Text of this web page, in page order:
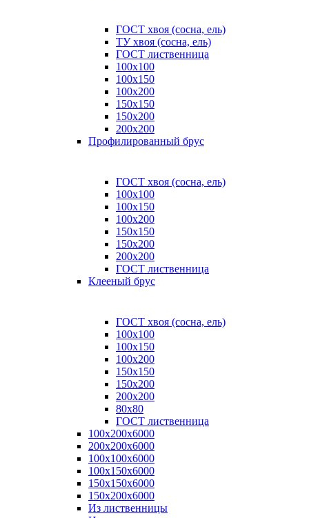
ГОСТ хвоя (сосна, ель)
ТУ хвоя (сосна, ель)
ГОСТ лиственница
100х100
100х150
100х200
150х150
150х200
200х200
Профилированный брус
ГОСТ хвоя (сосна, ель)
100x100
100x150
100x200
150x150
150x200
200x200
ГОСТ лиственница
Клееный брус
ГОСТ хвоя (сосна, ель)
100x100
100x150
100x200
150x150
150x200
200x200
80х80
ГОСТ лиственница
100х200х6000
200х200х6000
100х100х6000
100х150х6000
150х150х6000
150х200х6000
Из лиственницы